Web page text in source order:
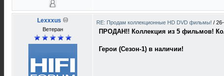
Lexxxus
Ветеран
RE: Продам коллекционные HD DVD фильмы! /
ПРОДАН!! Коллекция из 5 фильмов!
Герои (Сезон-1) в наличии!